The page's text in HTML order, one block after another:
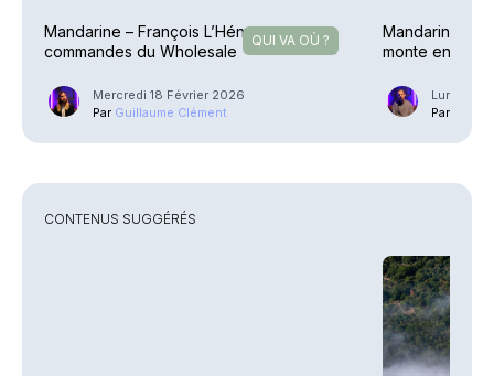
QUI VA OÙ ?
Mandarine – François L’Hénoret aux
commandes du Wholesale
Mercredi 18 Février 2026
Par Guillaume Clément
Mandarine
monte en
Lundi 26
Par
CONTENUS SUGGÉRÉS